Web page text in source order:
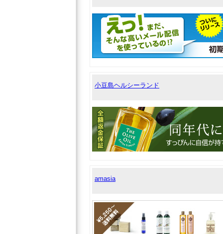
小豆島ヘルシーランド
amasia